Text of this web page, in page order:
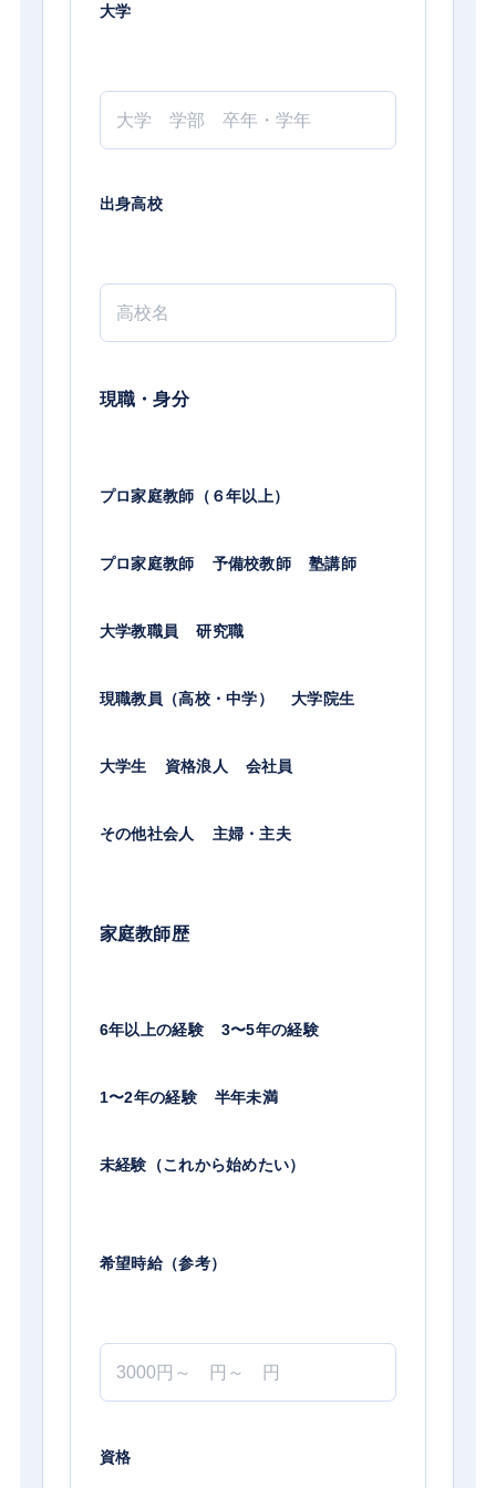
大学
出身高校
現職・身分
プロ家庭教師（６年以上）
プロ家庭教師 予備校教師 塾講師
大学教職員 研究職
現職教員（高校・中学） 大学院生
大学生 資格浪人 会社員
その他社会人 主婦・主夫
家庭教師歴
6年以上の経験 3〜5年の経験
1〜2年の経験 半年未満
未経験（これから始めたい）
希望時給（参考）
資格